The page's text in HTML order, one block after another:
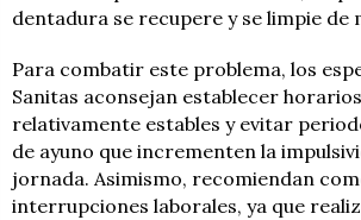
dentadura se recupere y se limpie de
Para combatir este problema, los
Sanitas aconsejan establecer
relativamente estables y evitar
de ayuno que incrementen la
jornada. Asimismo, recomiendan
interrupciones laborales, ya que